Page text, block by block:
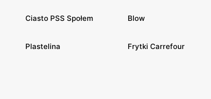
Ciasto PSS Społem Blow
Plastelina Frytki Carrefour